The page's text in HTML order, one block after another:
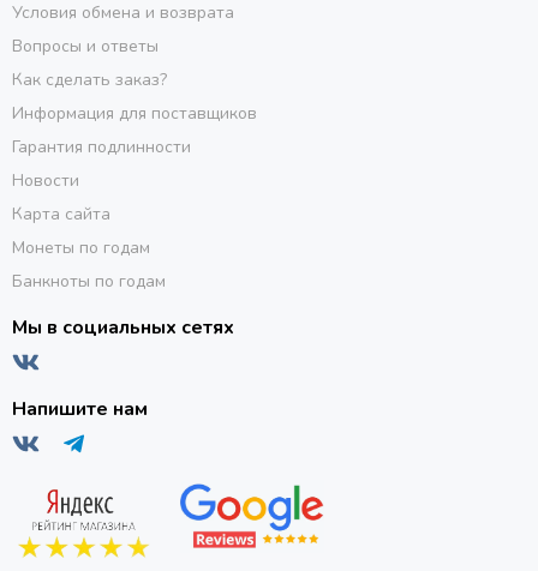
Условия обмена и возврата
Вопросы и ответы
Как сделать заказ?
Информация для поставщиков
Гарантия подлинности
Новости
Карта сайта
Монеты по годам
Банкноты по годам
Мы в социальных сетях
Напишите нам